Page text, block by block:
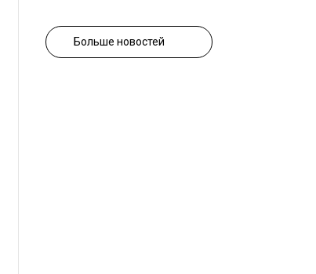
Больше новостей